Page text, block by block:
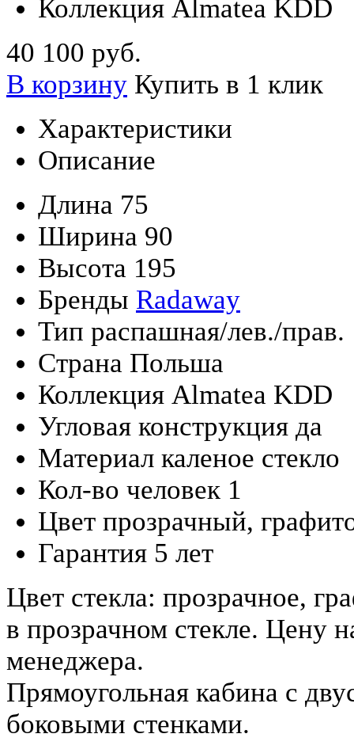
Коллекция Almatea KDD
40 100 руб.
В корзину Купить в 1 клик
Характеристики
Описание
Длина 75
Ширина 90
Высота 195
Бренды Radaway
Тип распашная/лев./прав.
Страна Польша
Коллекция Almatea KDD
Угловая конструкция да
Материал каленое стекло
Кол-во человек 1
Цвет прозрачный,
Гарантия 5 лет
Цвет стекла: прозрачное,
в прозрачном стекле. Цену
менеджера.
Прямоугольная кабина с
боковыми стенками.